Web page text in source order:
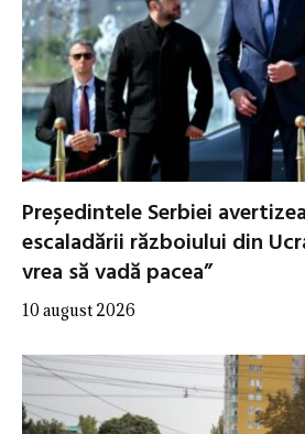
Președintele Serbiei
escaladării războiului din
vrea să vadă pacea”
10 august 2026